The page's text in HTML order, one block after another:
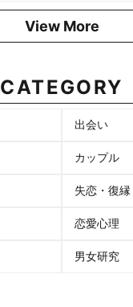
View More
CATEGORY
出会い
カップル
失恋・復縁
恋愛心理
男女研究